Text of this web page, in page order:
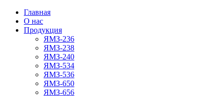
Главная
О нас
Продукция
ЯМЗ-236
ЯМЗ-238
ЯМЗ-240
ЯМЗ-534
ЯМЗ-536
ЯМЗ-650
ЯМЗ-656